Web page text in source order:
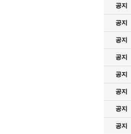
공지
공지
공지
공지
공지
공지
공지
공지